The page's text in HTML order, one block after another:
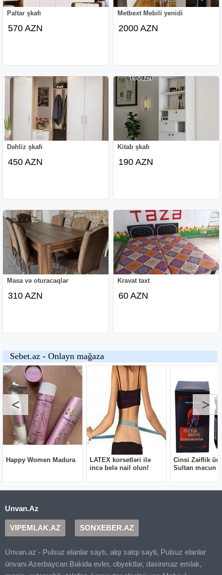
Paltar şkafı
570 AZN
Metbext Mebili yenidi
2000 AZN
Dəhliz şkafı
450 AZN
Kitab şkafı
190 AZN
Masa və oturacaqlar
310 AZN
Kravat taxt
60 AZN
Unvan.Az
VIPEMLAK.AZ SONXEBER.AZ
Unvan.az - Pulsuz elanlar saytı, alqı satqı sayti, Pulsuz elanlar
ünvanı Azerbaycan Bakida evler, obyektlər, dasinmaz emlak,